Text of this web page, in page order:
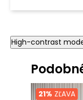
High-contrast
21% ZĽAVA